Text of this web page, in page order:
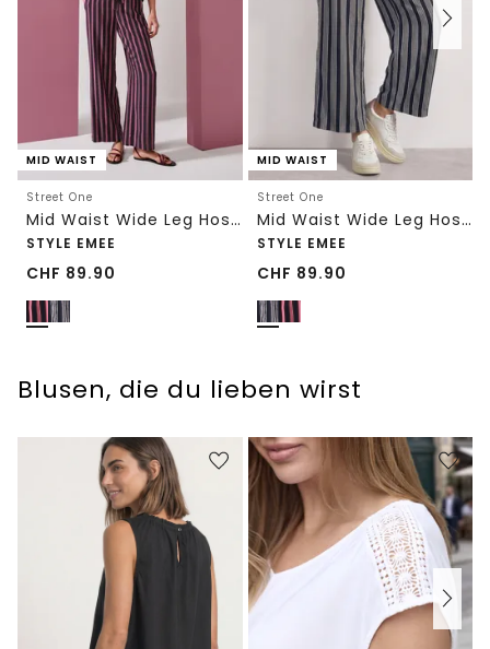
MID WAIST
Street One
Mid Waist Wide Leg Hose mit Streifen
STYLE EMEE
CHF 89.90
MID WAIST
Street One
Mid Waist Wide Leg Hose mit Streifen
STYLE EMEE
CHF 89.90
Blusen, die du lieben wirst